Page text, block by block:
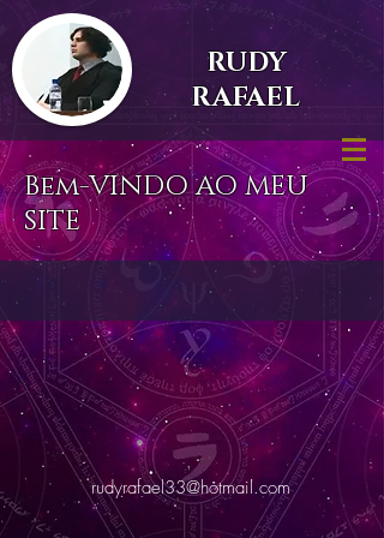
RUDY
RAFAEL
Bem-VINDO AO MEU
SITE
rudyrafael33@hotmail.com